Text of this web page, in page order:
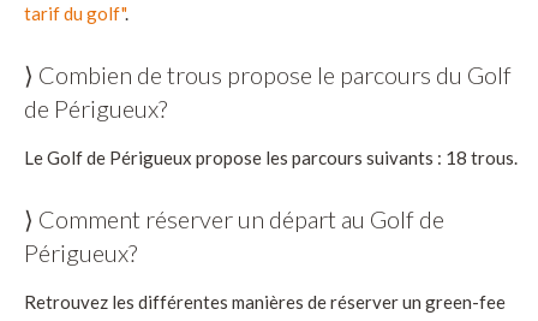
tarif du golf".
⟩ Combien de trous propose le parcours du Golf
de Périgueux?
Le Golf de Périgueux propose les parcours suivants : 18 trous.
⟩ Comment réserver un départ au Golf de
Périgueux?
Retrouvez les différentes manières de réserver un green-fee